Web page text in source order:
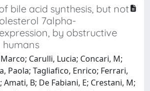
bile acid synthesis, but not
7alpha-
by obstructive
humans
Carulli, Lucia; Concari, M;
Paola; Tagliafico, Enrico; Ferrari,
Amati, B; De Fabiani, E; Crestani, M;